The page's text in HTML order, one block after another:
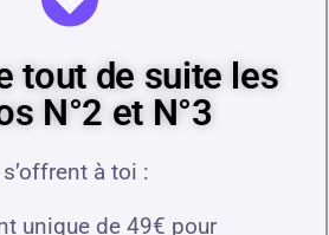
tout de suite les
N°2 et N°3
à toi :
unique de 49€ pour